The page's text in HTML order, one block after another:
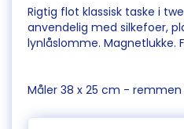
Rigtig flot klassisk taske i
anvendelig med silkefoer,
lynlåslomme. Magnetlukke.
Måler 38 x 25 cm -